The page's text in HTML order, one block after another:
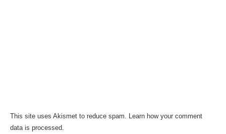
This site uses Akismet to reduce spam. Learn how your comment
data is processed.